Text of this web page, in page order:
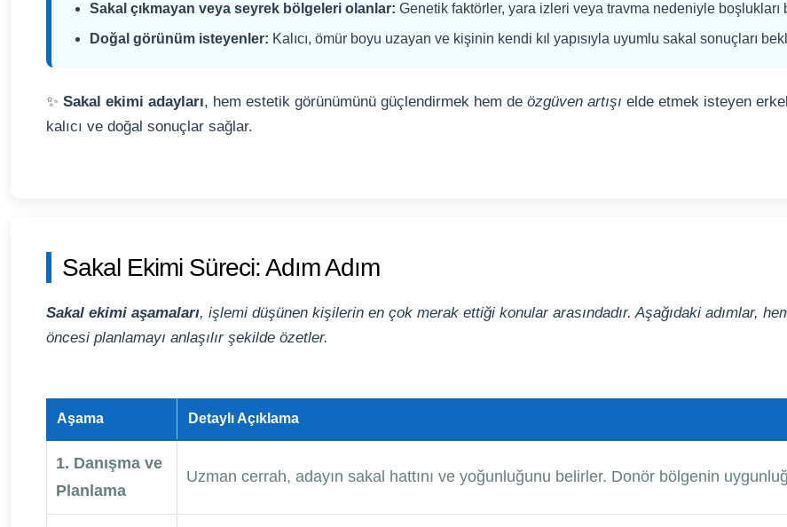
Sakal çıkmayan veya seyrek bölgeleri olanlar: Genetik faktörler, yara izleri veya travma nedeniyle
Doğal görünüm isteyenler: Kalıcı, ömür boyu uzayan ve kişinin kendi kıl yapısıyla uyumlu sakal sonuçları
✨ Sakal ekimi adayları, hem estetik görünümünü güçlendirmek hem de özgüven artışı elde etmek isteyen
kalıcı ve doğal sonuçlar sağlar.
Sakal Ekimi Süreci: Adım Adım
Sakal ekimi aşamaları, işlemi düşünen kişilerin en çok merak ettiği konular arasındadır. Aşağıdaki adımlar,
öncesi planlamayı anlaşılır şekilde özetler.
Aşama Detaylı Açıklama
1. Danışma ve
Planlama
Uzman cerrah, adayın sakal hattını ve yoğunluğunu belirler. Donör bölgenin